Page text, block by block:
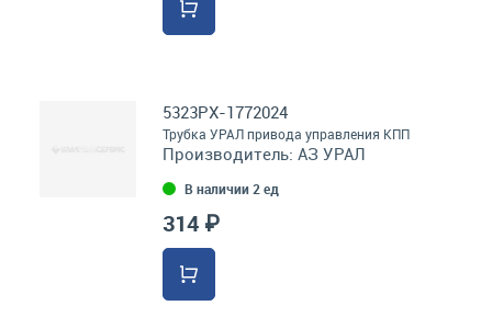
5323РХ-1772024
Трубка УРАЛ привода управления КПП
Производитель: АЗ УРАЛ
В наличии 2 ед
314 ₽